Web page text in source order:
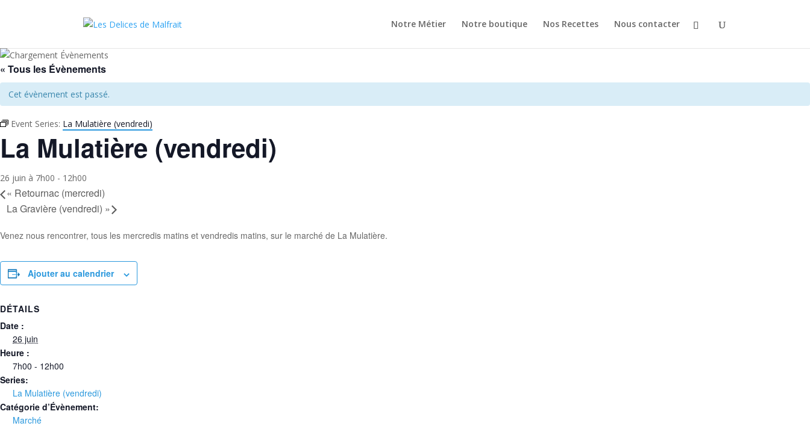
Notre Métier Notre boutique Nos Recettes Nous contacter
« Tous les Évènements
Cet évènement est passé.
Event Series: La Mulatière (vendredi)
La Mulatière (vendredi)
26 juin à 7h00 - 12h00
« Retournac (mercredi)
La Gravière (vendredi) »
Venez nous rencontrer, tous les mercredis matins et vendredis matins, sur le marché de La Mulatière.
Ajouter au calendrier
DÉTAILS
Date :
26 juin
Heure :
7h00 - 12h00
Series:
La Mulatière (vendredi)
Catégorie d’Évènement:
Marché